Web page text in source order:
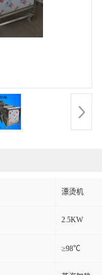
漂烫机
2.5KW
≥98℃